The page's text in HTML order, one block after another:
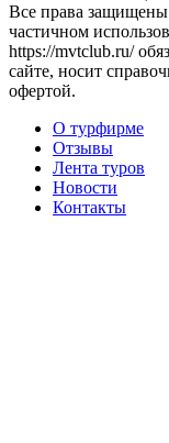
Все права
частичном
https://mvtclub.ru/
сайте, носит
офертой.
О турфирме
Отзывы
Лента туров
Новости
Контакты